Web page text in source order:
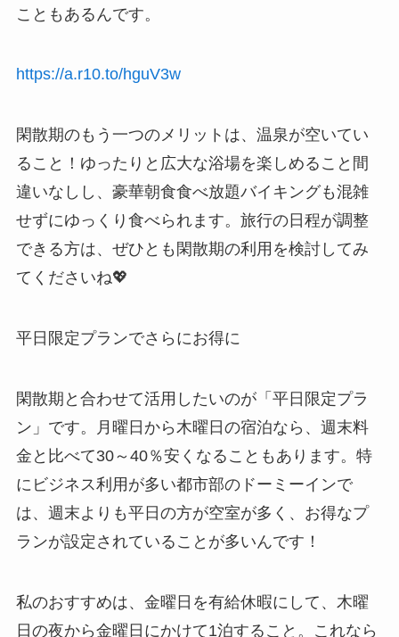
こともあるんです。
https://a.r10.to/hguV3w
閑散期のもう一つのメリットは、温泉が空いてい
ること！ゆったりと広大な浴場を楽しめること間
違いなしし、豪華朝食食べ放題バイキングも混雑
せずにゆっくり食べられます。旅行の日程が調整
できる方は、ぜひとも閑散期の利用を検討してみ
てくださいね💖
平日限定プランでさらにお得に
閑散期と合わせて活用したいのが「平日限定プラ
ン」です。月曜日から木曜日の宿泊なら、週末料
金と比べて30～40％安くなることもあります。特
にビジネス利用が多い都市部のドーミーインで
は、週末よりも平日の方が空室が多く、お得なプ
ランが設定されていることが多いんです！
私のおすすめは、金曜日を有給休暇にして、木曜
日の夜から金曜日にかけて1泊すること。これなら